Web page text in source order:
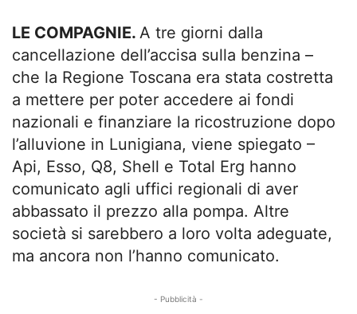
LE COMPAGNIE. A tre giorni dalla
cancellazione dell’accisa sulla benzina –
che la Regione Toscana era stata costretta
a mettere per poter accedere ai fondi
nazionali e finanziare la ricostruzione dopo
l’alluvione in Lunigiana, viene spiegato –
Api, Esso, Q8, Shell e Total Erg hanno
comunicato agli uffici regionali di aver
abbassato il prezzo alla pompa. Altre
società si sarebbero a loro volta adeguate,
ma ancora non l’hanno comunicato.
- Pubblicità -